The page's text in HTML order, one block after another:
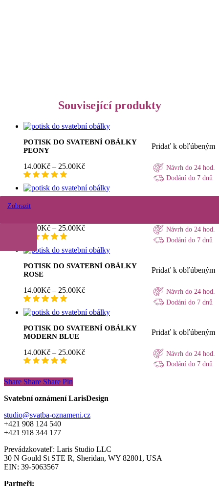
Související produkty
Zobrazit
POTISK DO SVATEBNÍ OBÁLKY
PEONY
Pridať k obľúbeným
14.00Kč – 25.00KčRozpětí
14.00Kč
až
Návrh do 24 hod.
Dodání do 7 dnů
ZobrazitPOTISK DO SVATEBNÍ OBÁLKY
14.00Kč – 25.00KčRozpětí
14.00Kč
až
25.00Kč
Návrh do 24 hod.
Dodání do 7 dnů
Zobrazit
POTISK DO SVATEBNÍ OBÁLKY
ROSE
Pridať k obľúbeným
14.00Kč – 25.00KčRozpětí
14.00Kč
až
25.00Kč
Návrh do 24 hod.
Dodání do 7 dnů
Zobrazit
POTISK DO SVATEBNÍ OBÁLKY
MODERN BLUE
Pridať k obľúbeným
14.00Kč – 25.00KčRozpětí
Návrh do 24 hod.
Dodání do 7 dnů
Share
Share Share Share Pin
Svatební oznámení LarisDesign
studio@svatba-oznameni.cz
+421 908 124 540
+421 918 344 177
Prevádzkovateľ: Laris Studio LLC
30 N Gould St STE R, Sheridan, WY 82801, USA
EIN: 39-5063567
Partneři: